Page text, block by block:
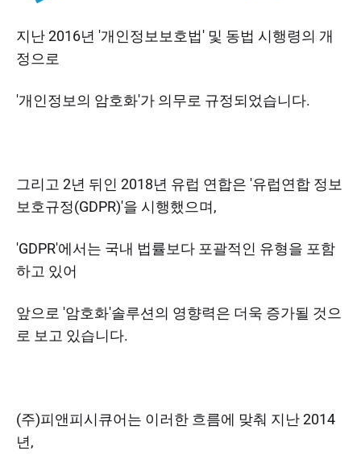
지난 2016년 '개인정보보호법' 및 동법 시행령의 개
정으로
'개인정보의 암호화'가 의무로 규정되었습니다.
그리고 2년 뒤인 2018년 유럽 연합은 '유럽연합 정보
보호규정(GDPR)'을 시행했으며,
'GDPR'에서는 국내 법률보다 포괄적인 유형을 포함
하고 있어
앞으로 '암호화'솔루션의 영향력은 더욱 증가될 것으
로 보고 있습니다.
(주)피앤피시큐어는 이러한 흐름에 맞춰 지난 2014
년,